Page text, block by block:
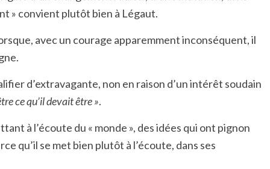
» convient plutôt bien à Légaut.
avec un courage apparemment inconséquent, il
d’extravagante, non en raison d’un intérêt soudain
ce qu’il devait être ».
à l’écoute du « monde », des idées qui ont pignon
qu’il se met bien plutôt à l’écoute, dans ses